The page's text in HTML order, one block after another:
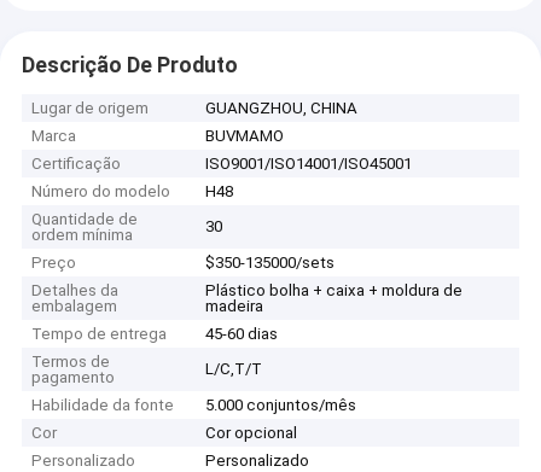
Descrição De Produto
Lugar de origem
GUANGZHOU, CHINA
Marca
BUVMAMO
Certificação
ISO9001/ISO14001/ISO45001
Número do modelo
H48
Quantidade de
ordem mínima
30
Preço
$350-135000/sets
Detalhes da
embalagem
Plástico bolha + caixa + moldura de
madeira
Tempo de entrega
45-60 dias
Termos de
pagamento
L/C,T/T
Habilidade da fonte
5.000 conjuntos/mês
Cor
Cor opcional
Personalizado
Personalizado